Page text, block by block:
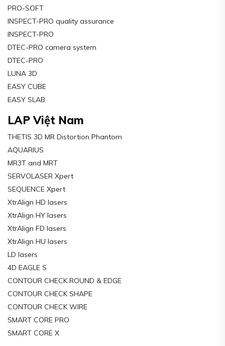
PRO-SOFT
INSPECT-PRO quality assurance
INSPECT-PRO
DTEC-PRO camera system
DTEC-PRO
LUNA 3D
EASY CUBE
EASY SLAB
LAP Việt Nam
THETIS 3D MR Distortion Phantom
AQUARIUS
MR3T and MRT
SERVOLASER Xpert
SEQUENCE Xpert
XtrAlign HD lasers
XtrAlign HY lasers
XtrAlign FD lasers
XtrAlign HU lasers
LD lasers
4D EAGLE S
CONTOUR CHECK ROUND & EDGE
CONTOUR CHECK SHAPE
CONTOUR CHECK WIRE
SMART CORE PRO
SMART CORE X